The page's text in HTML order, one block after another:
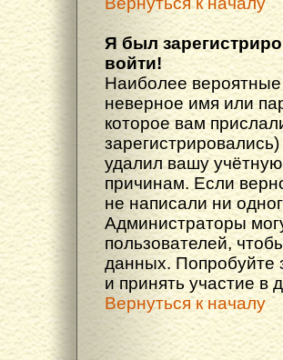
Я был
войти!
Наиболее
неверное имя или
которое вам
удалил вашу
причинам. Если
не написали ни
Администраторы
пользователей,
данных. Попробуйте
и принять участие в
Вернуться к началу